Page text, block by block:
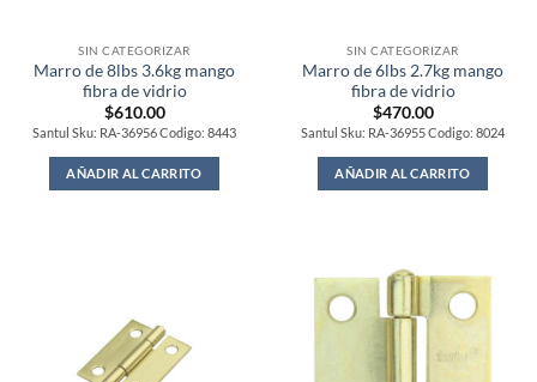
SIN CATEGORIZAR
Marro de 8lbs 3.6kg mango
fibra de vidrio
$610.00
Santul Sku: RA-36956 Codigo: 8443
AÑADIR AL CARRITO
SIN CATEGORIZAR
Marro de 6lbs 2.7kg mango
fibra de vidrio
$470.00
Santul Sku: RA-36955 Codigo: 8024
AÑADIR AL CARRITO